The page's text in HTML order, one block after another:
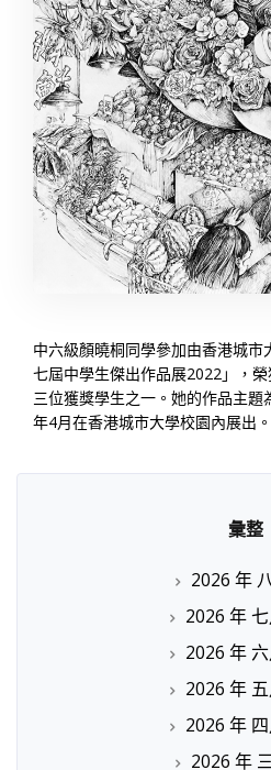
中六級顏曉桐同學參加由香港城
七屆中學生傑出作品展2022」，
三位獲獎學生之一。她的作品主
年4月在香港城市大學校園內展出。
彙整
2026 年
2026 年
2026 年
2026 年
2026 年
2026 年